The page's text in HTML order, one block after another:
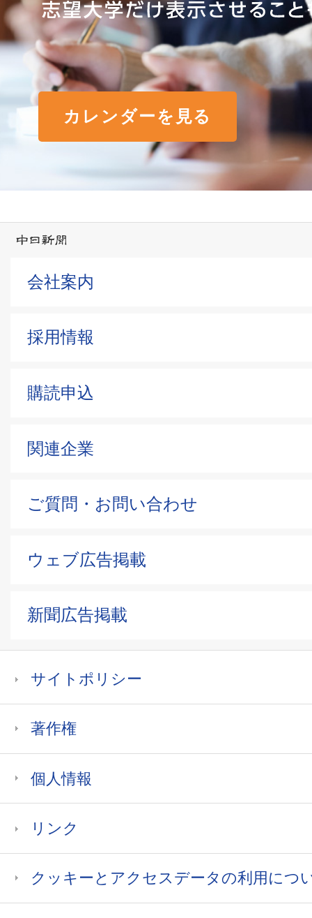
カレンダーを見る
会社案内
採用情報
購読申込
関連企業
ご質問・お問い合わせ
ウェブ広告掲載
新聞広告掲載
サイトポリシー
著作権
個人情報
リンク
クッキーとアクセスデータの利用につ